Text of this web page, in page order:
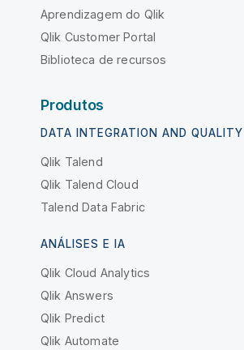
Aprendizagem do Qlik
Qlik Customer Portal
Biblioteca de recursos
Produtos
DATA INTEGRATION AND QUALITY
Qlik Talend
Qlik Talend Cloud
Talend Data Fabric
ANÁLISES E IA
Qlik Cloud Analytics
Qlik Answers
Qlik Predict
Qlik Automate